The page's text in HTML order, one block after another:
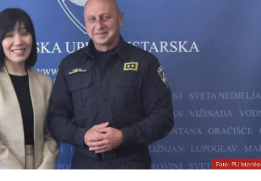
Foto: PU istarska